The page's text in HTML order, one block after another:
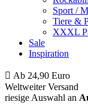
Sport /
Tiere &
XXXL
Sale
Inspiration
Ab 24,90 Euro
Weltweiter Versand
riesige Auswahl an